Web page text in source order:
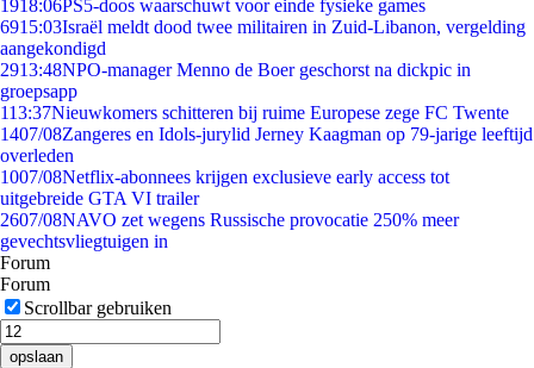
1918:06PS5-doos waarschuwt voor einde fysieke games
6915:03Israël meldt dood twee militairen in Zuid-Libanon, vergelding
aangekondigd
2913:48NPO-manager Menno de Boer geschorst na dickpic in
groepsapp
113:37Nieuwkomers schitteren bij ruime Europese zege FC Twente
1407/08Zangeres en Idols-jurylid Jerney Kaagman op 79-jarige leeftijd
overleden
1007/08Netflix-abonnees krijgen exclusieve early access tot
uitgebreide GTA VI trailer
2607/08NAVO zet wegens Russische provocatie 250% meer
gevechtsvliegtuigen in
Forum
Forum
Scrollbar gebruiken
opslaan